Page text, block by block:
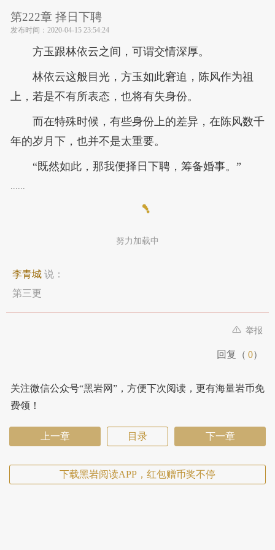
第222章 择日下聘
发布时间： 2020-04-15 23:54:24
方玉跟林依云之间，可谓交情深厚。
林依云这般目光，方玉如此窘迫，陈风作为祖
上，若是不有所表态，也将有失身份。
而在特殊时候，有些身份上的差异，在陈风数千
年的岁月下，也并不是太重要。
“既然如此，那我便择日下聘，筹备婚事。”
......
努力加载中
李青城 说：
第三更
举报
回复（ 0）
关注微信公众号“黑岩网”，方便下次阅读，更有海量岩币免
费领！
上一章 目录 下一章
下载黑岩阅读APP，红包赠币奖不停